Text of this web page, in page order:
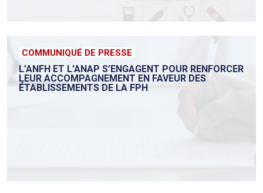
COMMUNIQUÉ DE PRESSE
L’ANFH ET L’ANAP S’ENGAGENT POUR RENFORCER
LEUR ACCOMPAGNEMENT EN FAVEUR DES
ÉTABLISSEMENTS DE LA FPH